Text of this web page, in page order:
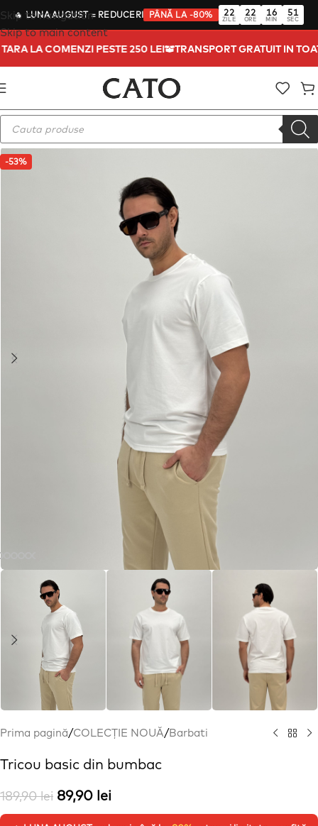
🔥 LUNA AUGUST= REDUCERI PÂNĂ LA -80% 22
ZILE
22
ORE
16
MIN
50
SEC
Skip to navigation
Skip to main content
TARA LA COMENZI PESTE 250 LEI TRANSPORT GRATUIT IN
-53%
Prima pagină/COLECȚIE NOUĂ/Barbati
Tricou basic din bumbac
189,90lei 89,90 lei